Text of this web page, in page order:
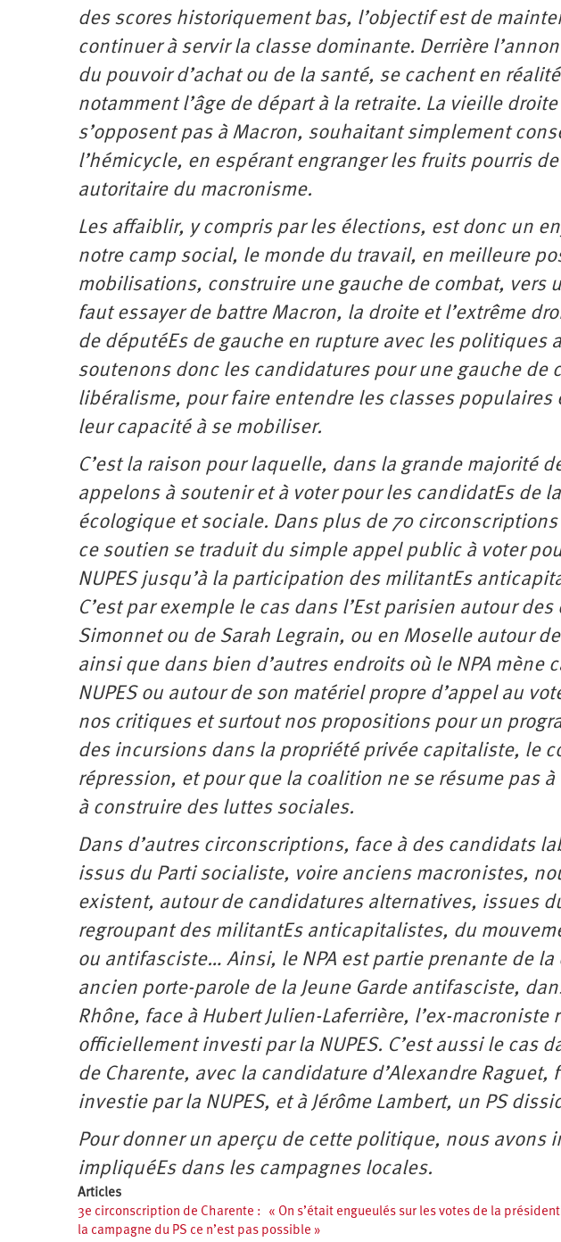
des scores historiquement bas, l’objectif est de
continuer à servir la classe dominante. Derrière
du pouvoir d’achat ou de la santé, se cachent en
notamment l’âge de départ à la retraite. La vieille droite
s’opposent pas à Macron, souhaitant simplement
l’hémicycle, en espérant engranger les fruits pourris
autoritaire du macronisme.
Les affaiblir, y compris par les élections, est donc un
notre camp social, le monde du travail, en meilleure
mobilisations, construire une gauche de combat, vers
faut essayer de battre Macron, la droite et l’extrême
de députéEs de gauche en rupture avec les politiques
soutenons donc les candidatures pour une gauche de
libéralisme, pour faire entendre les classes
leur capacité à se mobiliser.
C’est la raison pour laquelle, dans la grande majorité
appelons à soutenir et à voter pour les candidatEs de
écologique et sociale. Dans plus de 70
ce soutien se traduit du simple appel public à voter
NUPES jusqu’à la participation des militantEs
C’est par exemple le cas dans l’Est parisien autour
Simonnet ou de Sarah Legrain, ou en Moselle autour
ainsi que dans bien d’autres endroits où le NPA mène
NUPES ou autour de son matériel propre d’appel au
nos critiques et surtout nos propositions pour un
des incursions dans la propriété privée capitaliste, le
répression, et pour que la coalition ne se résume pas
à construire des luttes sociales.
Dans d’autres circonscriptions, face à des candidats
issus du Parti socialiste, voire anciens macronistes,
existent, autour de candidatures alternatives, issues
regroupant des militantEs anticapitalistes, du
ou antifasciste… Ainsi, le NPA est partie prenante de
ancien porte-parole de la Jeune Garde antifasciste,
Rhône, face à Hubert Julien-Laferrière, l’ex-
officiellement investi par la NUPES. C’est aussi le cas
de Charente, avec la candidature d’Alexandre Raguet,
investie par la NUPES, et à Jérôme Lambert, un PS
Pour donner un aperçu de cette politique, nous avons
impliquéEs dans les campagnes locales.
Articles
3e circonscription de Charente : « On s’était engueulés sur les votes de la
la campagne du PS ce n’est pas possible »